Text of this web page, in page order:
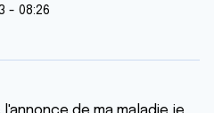
- 08:26